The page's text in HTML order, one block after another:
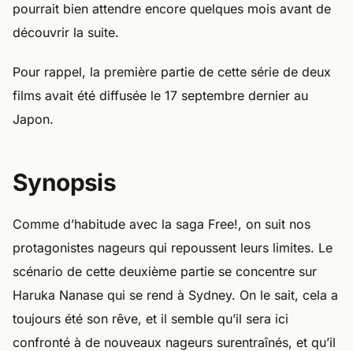
pourrait bien attendre encore quelques mois avant de
découvrir la suite.
Pour rappel, la première partie de cette série de deux
films avait été diffusée le 17 septembre dernier au
Japon.
Synopsis
Comme d’habitude avec la saga Free!, on suit nos
protagonistes nageurs qui repoussent leurs limites. Le
scénario de cette deuxième partie se concentre sur
Haruka Nanase qui se rend à Sydney. On le sait, cela a
toujours été son rêve, et il semble qu’il sera ici
confronté à de nouveaux nageurs surentraînés, et qu’il